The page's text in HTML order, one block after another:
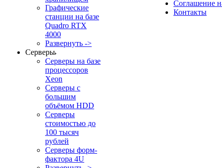
Графические
станции на базе
Quadro RTX
4000
Развернуть ->
Серверы
Серверы на базе
процессоров
Xeon
Серверы с
большим
объёмом HDD
Серверы
стоимостью до
100 тысяч
рублей
Серверы форм-
фактора 4U
Соглашение
Контакты